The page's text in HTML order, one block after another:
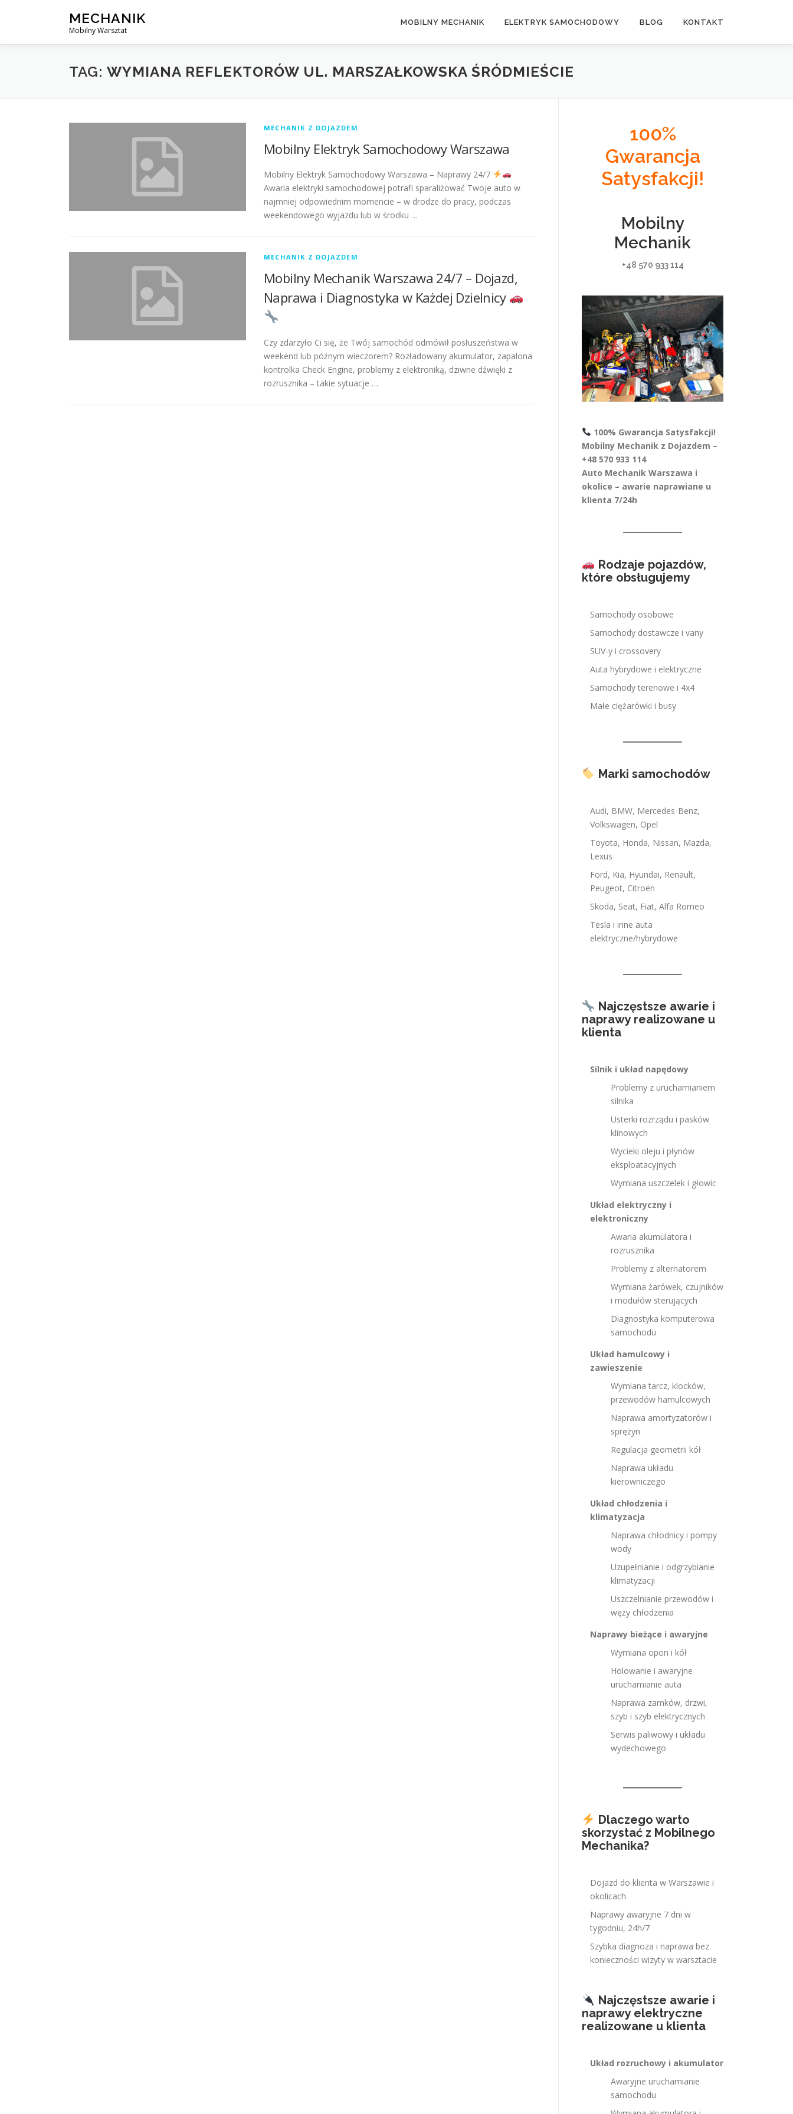
MECHANIK
Mobilny Warsztat
MOBILNY MECHANIK ELEKTRYK SAMOCHODOWY BLOG KONTAKT
TAG: WYMIANA REFLEKTORÓW UL. MARSZAŁKOWSKA ŚRÓDMIEŚCIE
MECHANIK Z DOJAZDEM
Mobilny Elektryk Samochodowy Warszawa
Mobilny Elektryk Samochodowy Warszawa – Naprawy 24/7
Awaria elektryki samochodowej potrafi sparaliżować Twoje auto w
najmniej odpowiednim momencie – w drodze do pracy, podczas
weekendowego wyjazdu lub w środku …
MECHANIK Z DOJAZDEM
Mobilny Mechanik Warszawa 24/7 – Dojazd,
Naprawa i Diagnostyka w Każdej Dzielnicy
Czy zdarzyło Ci się, że Twój samochód odmówił posłuszeństwa w
weekend lub późnym wieczorem? Rozładowany akumulator, zapalona
kontrolka Check Engine, problemy z elektroniką, dziwne dźwięki z
rozrusznika – takie sytuacje …
100%
Gwarancja
Satysfakcji!
Mobilny
Mechanik
+48 570 933 114
100% Gwarancja Satysfakcji!
Mobilny Mechanik z Dojazdem –
+48 570 933 114
Auto Mechanik Warszawa i
okolice – awarie naprawiane u
klienta 7/24h
Rodzaje pojazdów,
które obsługujemy
Samochody osobowe
Samochody dostawcze i vany
SUV-y i crossovery
Auta hybrydowe i elektryczne
Samochody terenowe i 4x4
Małe ciężarówki i busy
Marki samochodów
Audi, BMW, Mercedes-Benz,
Volkswagen, Opel
Toyota, Honda, Nissan, Mazda,
Lexus
Ford, Kia, Hyundai, Renault,
Peugeot, Citroën
Skoda, Seat, Fiat, Alfa Romeo
Tesla i inne auta
elektryczne/hybrydowe
Najczęstsze awarie i
naprawy realizowane u
klienta
Silnik i układ napędowy
Problemy z uruchamianiem
silnika
Usterki rozrządu i pasków
klinowych
Wycieki oleju i płynów
eksploatacyjnych
Wymiana uszczelek i głowic
Układ elektryczny i
elektroniczny
Awaria akumulatora i
rozrusznika
Problemy z alternatorem
Wymiana żarówek, czujników
i modułów sterujących
Diagnostyka komputerowa
samochodu
Układ hamulcowy i
zawieszenie
Wymiana tarcz, klocków,
przewodów hamulcowych
Naprawa amortyzatorów i
sprężyn
Regulacja geometrii kół
Naprawa układu
kierowniczego
Układ chłodzenia i
klimatyzacja
Naprawa chłodnicy i pompy
wody
Uzupełnianie i odgrzybianie
klimatyzacji
Uszczelnianie przewodów i
węży chłodzenia
Naprawy bieżące i awaryjne
Wymiana opon i kół
Holowanie i awaryjne
uruchamianie auta
Naprawa zamków, drzwi,
szyb i szyb elektrycznych
Serwis paliwowy i układu
wydechowego
Dlaczego warto
skorzystać z Mobilnego
Mechanika?
Dojazd do klienta w Warszawie i
okolicach
Naprawy awaryjne 7 dni w
tygodniu, 24h/7
Szybka diagnoza i naprawa bez
konieczności wizyty w warsztacie
Najczęstsze awarie i
naprawy elektryczne
realizowane u klienta
Układ rozruchowy i akumulator
Awaryjne uruchamianie
samochodu